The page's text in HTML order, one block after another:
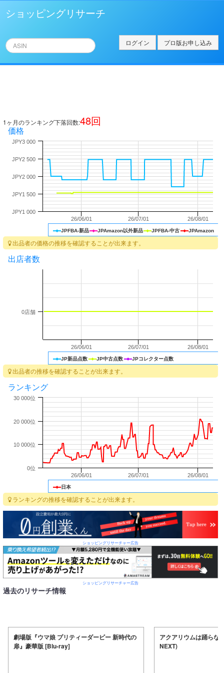
ショッピングリサーチ
ログイン プロ版お申し込み
1ヶ月のランキング下落回数:48回
価格
JPFBA-新品 JPAmazon以外新品 JPFBA-中古 JPAmazon
26/06/01 26/07/01 26/08/01
JPY1 500
JPY2 000
JPY2 500
JPY3 000
JPY1 000
出品者の価格の推移を確認することが出来ます。
出店者数
JP新品点数 JP中古点数 JPコレクター点数
26/06/01 26/07/01 26/08/01
0店舗
出品者の推移を確認することが出来ます。
ランキング
日本
26/06/01 26/07/01 26/08/01
0位
10 000位
20 000位
30 000位
ランキングの推移を確認することが出来ます。
ショッピングリサーチャー広告
ショッピングリサーチャー広告
過去のリサーチ情報
劇場版『ウマ娘 プリティーダービー 新時代の
扉』豪華版 [Blu-ray]
アクアリウムは踊らな
NEXT)